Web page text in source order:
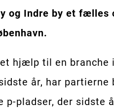
og Indre by et
hjælp til en
år, har
p-pladser, der